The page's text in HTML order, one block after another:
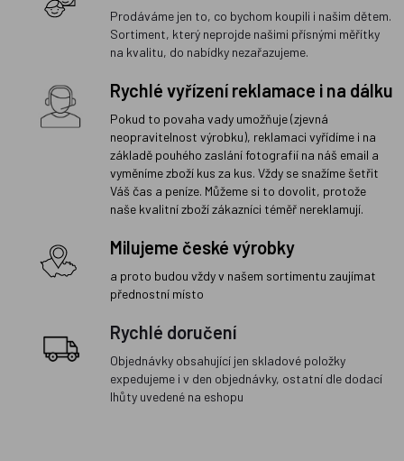
Prodáváme jen to, co bychom koupili i našim dětem.
Sortiment, který neprojde našimi přísnými měřítky
na kvalitu, do nabídky nezařazujeme.
Rychlé vyřízení reklamace i na dálku
Pokud to povaha vady umožňuje (zjevná
neopravitelnost výrobku), reklamaci vyřídíme i na
základě pouhého zaslání fotografií na náš email a
vyměníme zboží kus za kus. Vždy se snažíme šetřit
Váš čas a peníze. Můžeme si to dovolit, protože
naše kvalitní zboží zákazníci téměř nereklamují.
Milujeme české výrobky
a proto budou vždy v našem sortimentu zaujímat
přednostní místo
Rychlé doručení
Objednávky obsahující jen skladové položky
expedujeme i v den objednávky, ostatní dle dodací
lhůty uvedené na eshopu